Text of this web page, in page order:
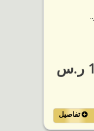
تفاصيل